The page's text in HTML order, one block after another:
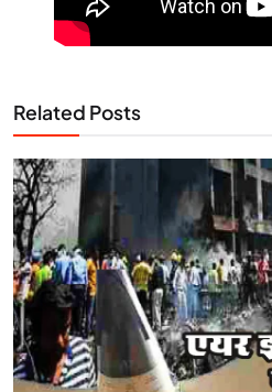
Related Posts